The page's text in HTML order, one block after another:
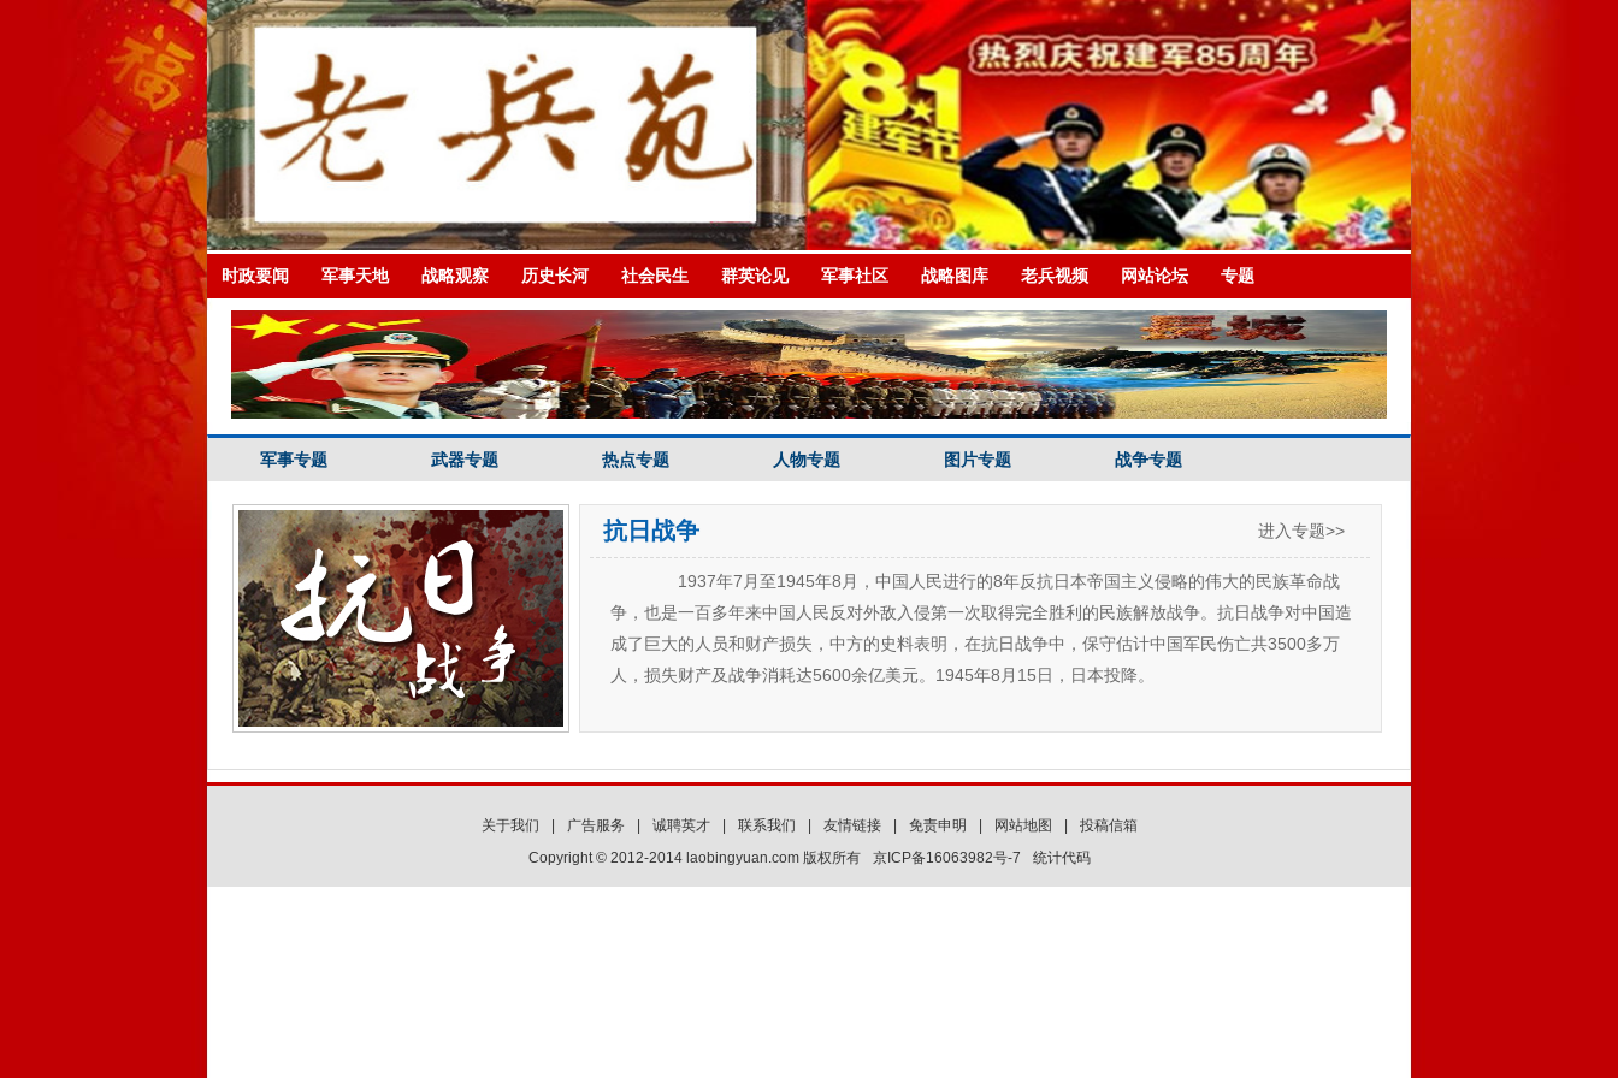
时政要闻 军事天地 战略观察 历史长河 社会民生 群英论见 军事社区 战略图库 老兵视频 网站论坛 专题
军事专题 武器专题 热点专题 人物专题 图片专题 战争专题
抗日战争 进入专题>>
1937年7月至1945年8月，中国人民进行的8年反抗日本帝国主义侵略的伟大的民族革命战
争，也是一百多年来中国人民反对外敌入侵第一次取得完全胜利的民族解放战争。抗日战争对中国造
成了巨大的人员和财产损失，中方的史料表明，在抗日战争中，保守估计中国军民伤亡共3500多万
人，损失财产及战争消耗达5600余亿美元。1945年8月15日，日本投降。
关于我们 广告服务 诚聘英才 联系我们 友情链接 免责申明 网站地图
投稿信箱
Copyright © 2012-2014 laobingyuan.com 版权所有
京ICP备16063982号-7 统计代码